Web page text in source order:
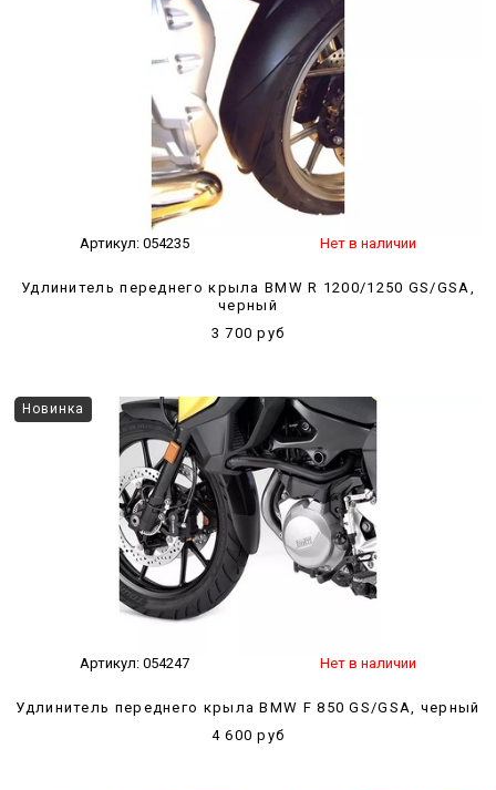
Артикул: 054235 Нет в наличии
Удлинитель переднего крыла BMW R 1200/1250 GS/GSA,
черный
3 700 руб
Новинка
Артикул: 054247 Нет в наличии
Удлинитель переднего крыла BMW F 850 GS/GSA, черный
4 600 руб